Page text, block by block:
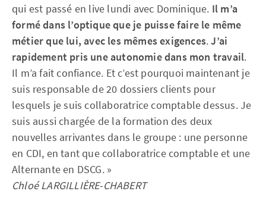
qui est passé en live lundi avec Dominique. Il m’a
formé dans l’optique que je puisse faire le même
métier que lui, avec les mêmes exigences.J’ai
rapidement pris une autonomie dans mon travail.
Il m’a fait confiance. Et c’est pourquoi maintenant je
suis responsable de 20 dossiers clients pour
lesquels je suis collaboratrice comptable dessus. Je
suis aussi chargée de la formation des deux
nouvelles arrivantes dans le groupe : une personne
en CDI, en tant que collaboratrice comptable et une
Alternante en DSCG. »
Chloé LARGILLIÈRE-CHABERT